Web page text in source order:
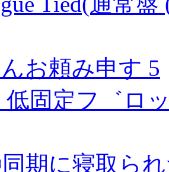
お頼み申す 5
低固定フ゛ロ
期に寝取ら